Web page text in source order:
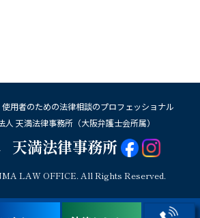
用者のための法律相談のプロフェッショナル
天満法律事務所（大阪弁護士会所属）
天満法律事務所
LAW OFFICE. All Rights Reserved.